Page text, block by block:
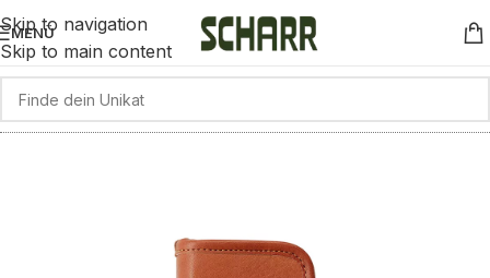
Skip to navigation
Skip to main content
MENÜ